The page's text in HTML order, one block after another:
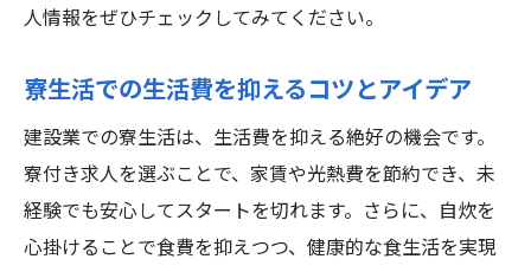
人情報をぜひチェックしてみてください。
寮生活での生活費を抑えるコツとアイデア
建設業での寮生活は、生活費を抑える絶好の機会です。
寮付き求人を選ぶことで、家賃や光熱費を節約でき、未
経験でも安心してスタートを切れます。さらに、自炊を
心掛けることで食費を抑えつつ、健康的な食生活を実現